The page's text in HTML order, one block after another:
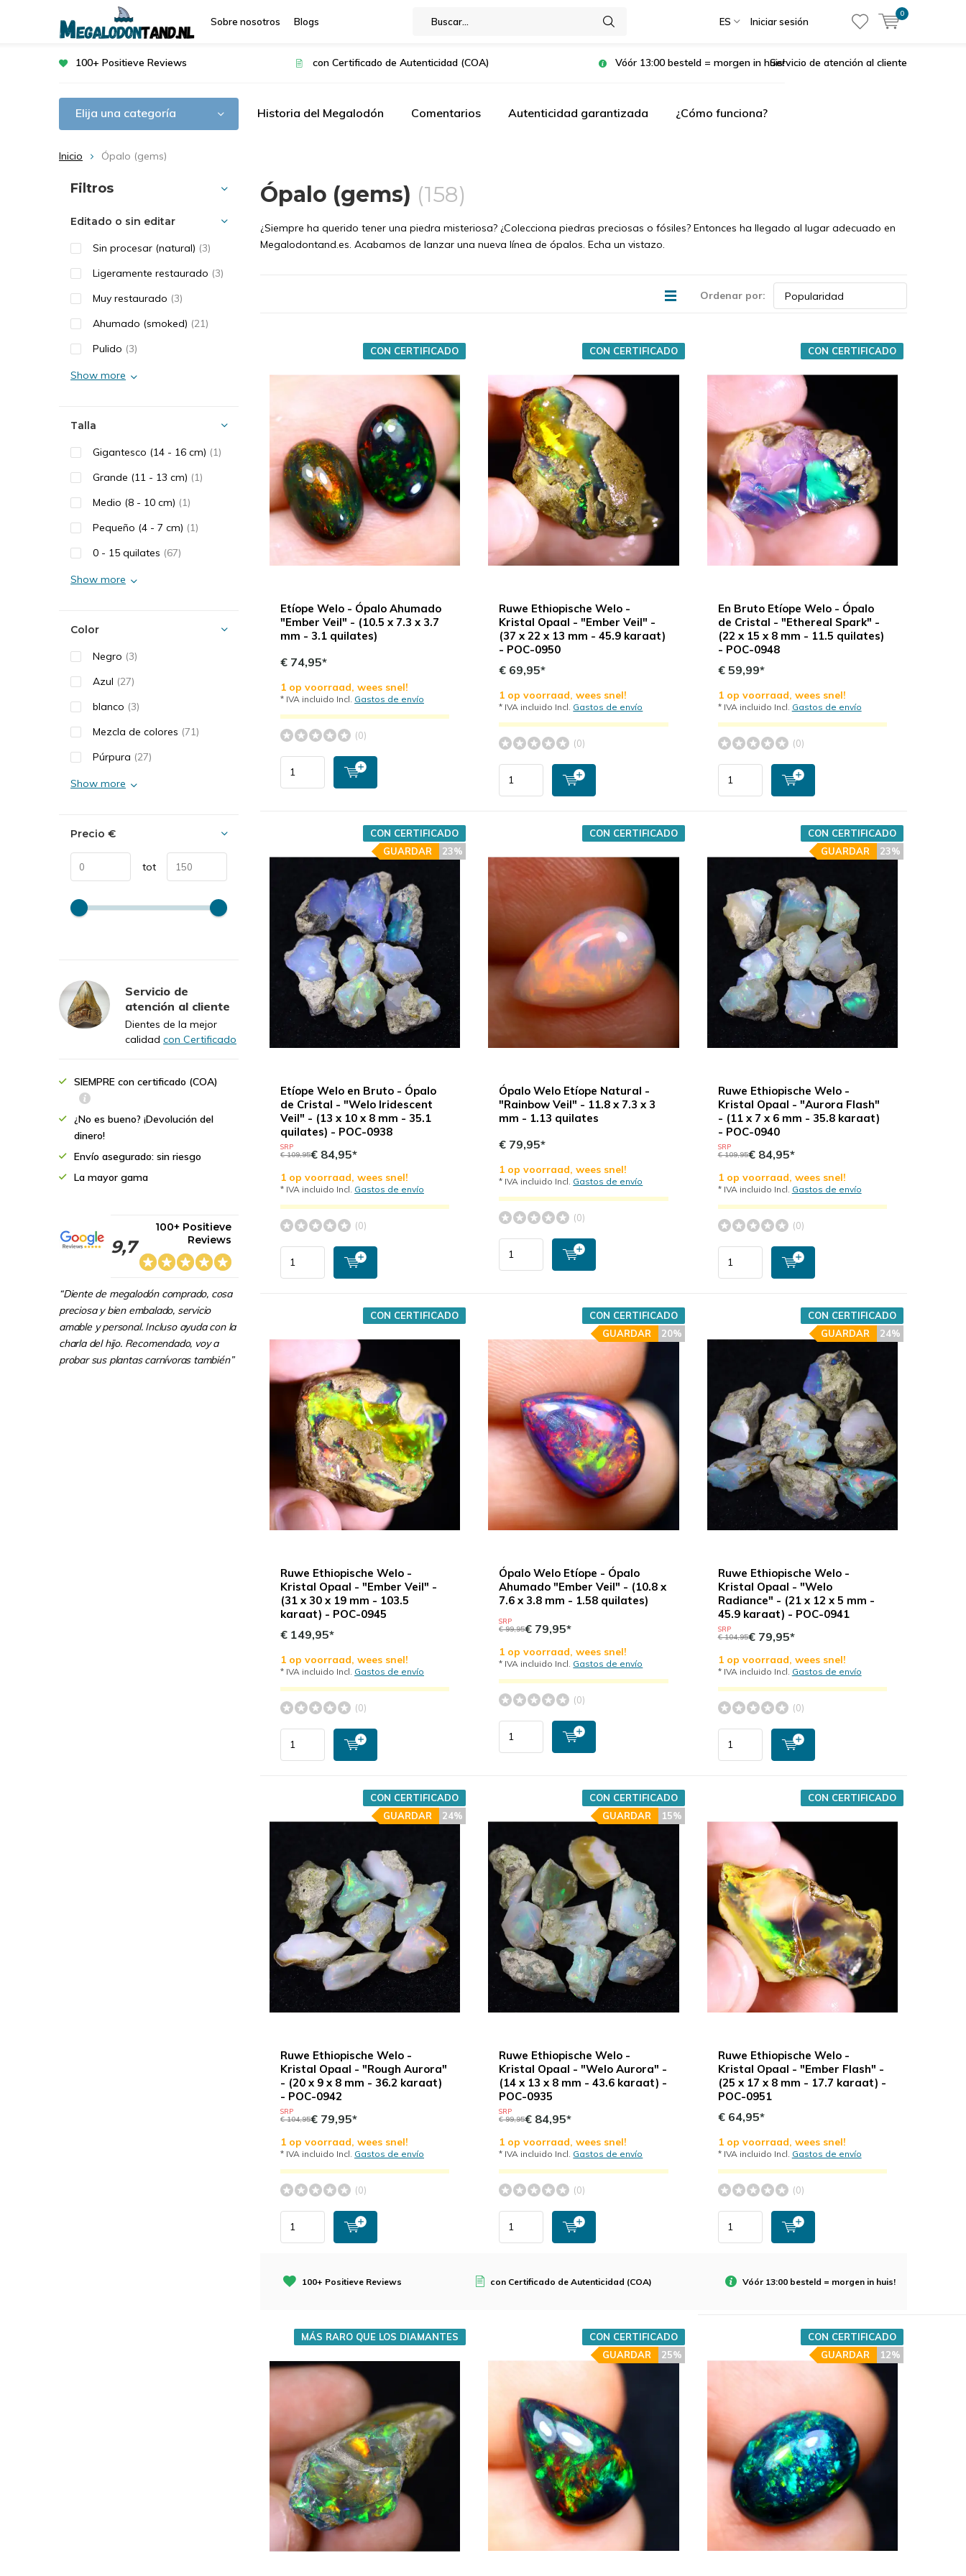
Sobre nosotros Blogs ES Iniciar sesión
0
100+ Positieve Reviews con Certificado de Autenticidad (COA) Vóór 13:00 besteld = morgen in huis!Servicio de atención al cliente
Elija una categoría Historia del Megalodón Comentarios Autenticidad garantizada ¿Cómo funciona?
Inicio Ópalo (gems)
Ópalo (gems) (158)
¿Siempre ha querido tener una piedra misteriosa? ¿Colecciona piedras preciosas o fósiles? Entonces ha llegado al lugar adecuado en
Megalodontand.es. Acabamos de lanzar una nueva línea de ópalos. Echa un vistazo.
Ordenar por:
Etíope Welo - Ópalo Ahumado
"Ember Veil" - (10.5 x 7.3 x 3.7
mm - 3.1 quilates)
CON CERTIFICADO
€ 74,95*
1 op voorraad, wees snel!
* IVA incluido Incl. Gastos de envío
(0)
Ruwe Ethiopische Welo -
Kristal Opaal - "Ember Veil" -
(37 x 22 x 13 mm - 45.9 karaat)
- POC-0950
CON CERTIFICADO
€ 69,95*
1 op voorraad, wees snel!
* IVA incluido Incl. Gastos de envío
(0)
En Bruto Etíope Welo - Ópalo
de Cristal - "Ethereal Spark" -
(22 x 15 x 8 mm - 11.5 quilates)
- POC-0948
CON CERTIFICADO
€ 59,99*
1 op voorraad, wees snel!
* IVA incluido Incl. Gastos de envío
(0)
Etíope Welo en Bruto - Ópalo
de Cristal - "Welo Iridescent
Veil" - (13 x 10 x 8 mm - 35.1
quilates) - POC-0938
CON CERTIFICADO
23%
GUARDAR
SRP
€ 109,95€ 84,95*
1 op voorraad, wees snel!
* IVA incluido Incl. Gastos de envío
(0)
Ópalo Welo Etíope Natural -
"Rainbow Veil" - 11.8 x 7.3 x 3
mm - 1.13 quilates
CON CERTIFICADO
€ 79,95*
1 op voorraad, wees snel!
* IVA incluido Incl. Gastos de envío
(0)
Ruwe Ethiopische Welo -
Kristal Opaal - "Aurora Flash"
- (11 x 7 x 6 mm - 35.8 karaat)
- POC-0940
CON CERTIFICADO
23%
GUARDAR
SRP
€ 109,95€ 84,95*
1 op voorraad, wees snel!
* IVA incluido Incl. Gastos de envío
(0)
Ruwe Ethiopische Welo -
Kristal Opaal - "Ember Veil" -
(31 x 30 x 19 mm - 103.5
karaat) - POC-0945
CON CERTIFICADO
€ 149,95*
1 op voorraad, wees snel!
* IVA incluido Incl. Gastos de envío
(0)
Ópalo Welo Etíope - Ópalo
Ahumado "Ember Veil" - (10.8 x
7.6 x 3.8 mm - 1.58 quilates)
CON CERTIFICADO
20%
GUARDAR
SRP
€ 99,95€ 79,95*
1 op voorraad, wees snel!
* IVA incluido Incl. Gastos de envío
(0)
Ruwe Ethiopische Welo -
Kristal Opaal - "Welo
Radiance" - (21 x 12 x 5 mm -
45.9 karaat) - POC-0941
CON CERTIFICADO
24%
GUARDAR
SRP
€ 104,95€ 79,95*
1 op voorraad, wees snel!
* IVA incluido Incl. Gastos de envío
(0)
Ruwe Ethiopische Welo -
Kristal Opaal - "Rough Aurora"
- (20 x 9 x 8 mm - 36.2 karaat)
- POC-0942
CON CERTIFICADO
24%
GUARDAR
SRP
€ 104,95€ 79,95*
1 op voorraad, wees snel!
* IVA incluido Incl. Gastos de envío
(0)
Ruwe Ethiopische Welo -
Kristal Opaal - "Welo Aurora" -
(14 x 13 x 8 mm - 43.6 karaat) -
POC-0935
CON CERTIFICADO
15%
GUARDAR
SRP
€ 99,95€ 84,95*
1 op voorraad, wees snel!
* IVA incluido Incl. Gastos de envío
(0)
Ruwe Ethiopische Welo -
Kristal Opaal - "Ember Flash" -
(25 x 17 x 8 mm - 17.7 karaat) -
POC-0951
CON CERTIFICADO
€ 64,95*
1 op voorraad, wees snel!
* IVA incluido Incl. Gastos de envío
(0)
100+ Positieve Reviews con Certificado de Autenticidad (COA) Vóór 13:00 besteld = morgen in huis!
MÁS RARO QUE LOS DIAMANTES
CON CERTIFICADO
25%
GUARDAR
CON CERTIFICADO
12%
GUARDAR
Ordenar por:
Filtros
Editado o sin editar
Sin procesar (natural) (3)
Ligeramente restaurado (3)
Muy restaurado (3)
Ahumado (smoked) (21)
Pulido (3)
Show more
Talla
Gigantesco (14 - 16 cm) (1)
Grande (11 - 13 cm) (1)
Medio (8 - 10 cm) (1)
Pequeño (4 - 7 cm) (1)
0 - 15 quilates (67)
Show more
Color
Negro (3)
Azul (27)
blanco (3)
Mezcla de colores (71)
Púrpura (27)
Show more
Precio €
tot
Servicio de
atención al cliente
Dientes de la mejor
calidad con Certificado
SIEMPRE con certificado (COA)
¿No es bueno? ¡Devolución del
dinero!
Envío asegurado: sin riesgo
La mayor gama
9,7
100+ Positieve
Reviews
“Diente de megalodón comprado, cosa
preciosa y bien embalado, servicio
amable y personal. Incluso ayuda con la
charla del hijo. Recomendado, voy a
probar sus plantas carnívoras también”